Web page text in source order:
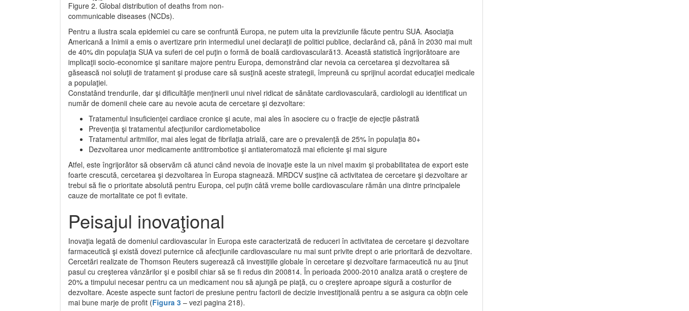
Figure 2. Global distribution of deaths from non-
communicable diseases (NCDs).
Pentru a ilustra scala epidemiei cu care se confruntă Europa, ne putem uita la previziunile făcute pentru SUA. Asociaţia
Americană a Inimii a emis o avertizare prin intermediul unei declaraţii de politici publice, declarând că, până în 2030 mai mult
de 40% din populaţia SUA va suferi de cel puţin o formă de boală cardiovasculară13. Această statistică îngrijorătoare are
implicaţii socio-economice şi sanitare majore pentru Europa, de­monstrând clar nevoia ca cercetarea şi dezvoltarea să
găsească noi soluţii de tratament şi produse care să sus­ţină aceste strategii, împreună cu sprijinul acordat edu­caţiei medicale
a populaţiei.
Constatând trendurile, dar şi dificultăţle menţinerii unui nivel ridicat de sănătate cardiovasculară, cardiologii au identificat un
număr de domenii cheie care au nevoie acuta de cercetare şi dezvoltare:
Tratamentul insuficienţei cardiace cronice şi acute, mai ales în asociere cu o fracţie de ejecţie păstrată
Prevenţia şi tratamentul afecţiunilor cardiometabolice
Tratamentul aritmiilor, mai ales legat de fibrilaţia atrială, care are o prevalenţă de 25% în populaţia 80+
Dezvoltarea unor medicamente antitrombotice şi antiateromatoză mai eficiente şi mai sigure
Atfel, este îngrijorător să observăm că atunci când nevoia de inovaţie este la un nivel maxim şi probabilitatea de export este
foarte crescută, cercetarea şi dezvoltarea în Europa stagnează. MRDCV susţine că activitatea de cercetare şi dezvoltare ar
trebui să fie o prioritate absolută pentru Europa, cel puţin câtă vreme bolile cardiovasculare rămân una dintre principalele
cauze de mortalitate ce pot fi evitate.
Peisajul inovaţional
Inovaţia legată de domeniul cardiovascular în Europa este caracterizată de reduceri în activitatea de cercetare şi dezvoltare
farmaceutică şi există dovezi puterni­ce că afecţiunile cardiovasculare nu mai sunt privite drept o arie prioritară de dezvoltare.
Cercetări realizate de Thomson Reuters sugerează că investiţiile globale în cercetare şi dezvoltare farmaceutică nu au ţinut
pa­sul cu creşterea vânzărilor şi e posibil chiar să se fi re­dus din 200814. În perioada 2000-2010 analiza arată o creş­tere de
20% a timpului necesar pentru ca un medica­ment nou să ajungă pe piaţă, cu o creştere aproape si­gură a costurilor de
dezvoltare. Aceste aspecte sunt fac­tori de presiune pentru factorii de decizie investiţională pentru a se asigura ca obţin cele
mai bune marje de profit (Figura 3 – vezi pagina 218).